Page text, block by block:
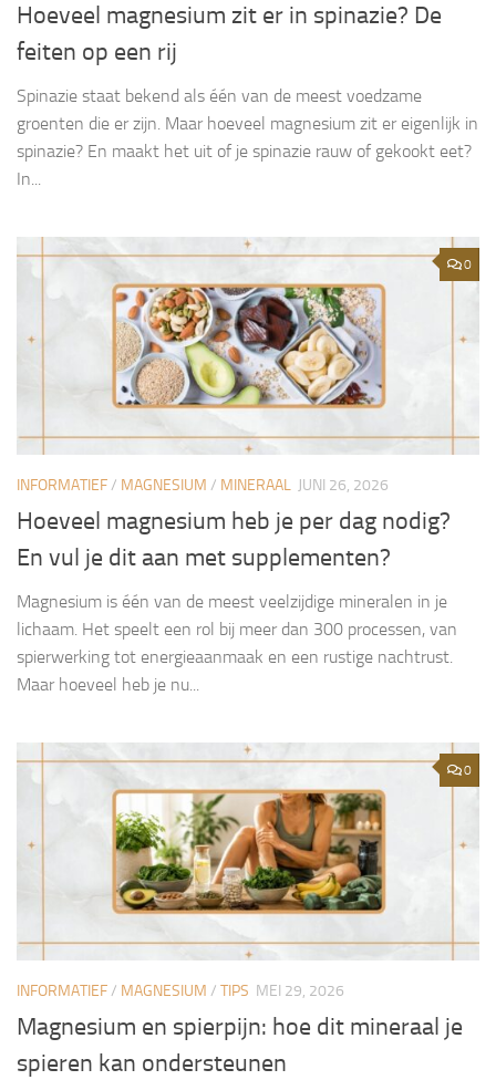
Hoeveel magnesium zit er in spinazie? De
feiten op een rij
Spinazie staat bekend als één van de meest voedzame
groenten die er zijn. Maar hoeveel magnesium zit er eigenlijk in
spinazie? En maakt het uit of je spinazie rauw of gekookt eet?
In...
0
INFORMATIEF/ MAGNESIUM / MINERAAL JUNI 26, 2026
Hoeveel magnesium heb je per dag nodig?
En vul je dit aan met supplementen?
Magnesium is één van de meest veelzijdige mineralen in je
lichaam. Het speelt een rol bij meer dan 300 processen, van
spierwerking tot energieaanmaak en een rustige nachtrust.
Maar hoeveel heb je nu...
0
INFORMATIEF/ MAGNESIUM / TIPS MEI 29, 2026
Magnesium en spierpijn: hoe dit mineraal je
spieren kan ondersteunen